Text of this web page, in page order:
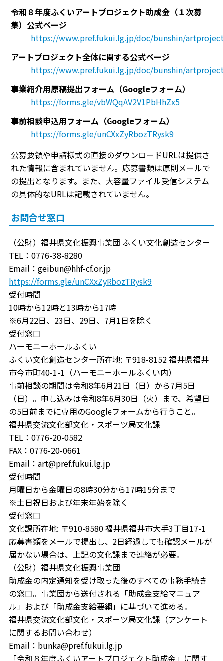
令和８年度ふくいアートプロジェクト助成金（１次募
集）公式ページ
https://www.pref.fukui.lg.jp/doc/bunshin/
アートプロジェクト全体に関する公式ページ
https://www.pref.fukui.lg.jp/doc/bunshin/
事業紹介用原稿提出フォーム（Googleフォーム）
https://forms.gle/vbWQqAV2V1PbHhZx5
事前相談申込用フォーム（Googleフォーム）
https://forms.gle/unCXxZyRbozTRysk9
公募要領や申請様式の直接のダウンロードURLは提供さ
れた情報に含まれていません。応募書類は原則メールで
の提出となります。また、大容量ファイル受信システム
の具体的なURLは記載されていません。
お問合せ窓口
（公財）福井県文化振興事業団 ふくい文化創造センター
TEL：0776-38-8280
Email：geibun@hhf-cf.or.jp
https://forms.gle/unCXxZyRbozTRysk9
受付時間
10時から12時と13時から17時
※6月22日、23日、29日、7月1日を除く
受付窓口
ハーモニーホールふくい
ふくい文化創造センター所在地: 〒918-8152 福井県福井
市今市町40-1-1（ハーモニーホールふくい内）
事前相談の期間は令和8年6月21日（日）から7月5日
（日）。申し込みは令和8年6月30日（火）まで、希望日
の5日前までに専用のGoogleフォームから行うこと。
福井県交流文化部文化・スポーツ局文化課
TEL：0776-20-0582
FAX：0776-20-0661
Email：art@pref.fukui.lg.jp
受付時間
月曜日から金曜日の8時30分から17時15分まで
※土日祝日および年末年始を除く
受付窓口
文化課所在地: 〒910-8580 福井県福井市大手3丁目17-1
応募書類をメールで提出し、2日経過しても確認メールが
届かない場合は、上記の文化課まで連絡が必要。
（公財）福井県文化振興事業団
助成金の内定通知を受け取った後のすべての事務手続き
の窓口。事業団から送付される「助成金支給マニュア
ル」および「助成金支給要綱」に基づいて進める。
福井県交流文化部文化・スポーツ局文化課（アンケート
に関するお問い合わせ）
Email：bunka@pref.fukui.lg.jp
「令和８年度ふくいアートプロジェクト助成金」に関す